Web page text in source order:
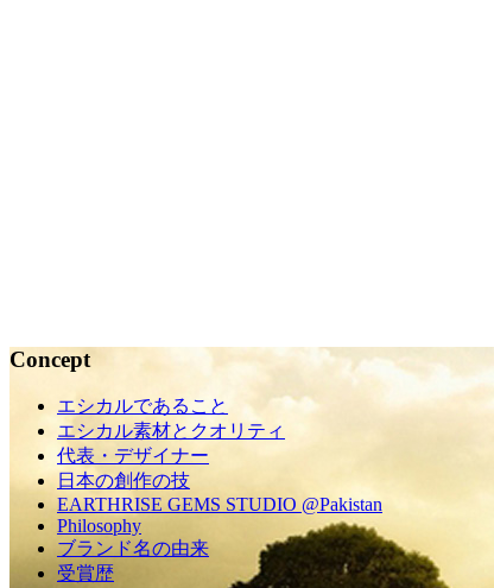
Concept
エシカルであること
エシカル素材とクオリティ
代表・デザイナー
日本の創作の技
EARTHRISE GEMS STUDIO @Pakistan
Philosophy
ブランド名の由来
受賞歴